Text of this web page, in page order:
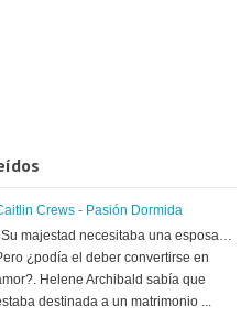
Crews - Pasión Dormida
Su majestad necesitaba una esposa…
¿podía el deber convertirse en
Helene Archibald sabía que
destinada a un matrimonio ...